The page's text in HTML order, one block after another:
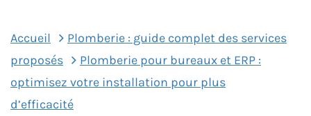
Accueil
Plomberie : guide complet des services
proposés
Plomberie pour bureaux et ERP :
optimisez votre installation pour plus
d’efficacité